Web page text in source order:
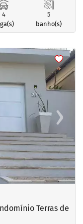
4
5
banho(s)
›Next
Terras de